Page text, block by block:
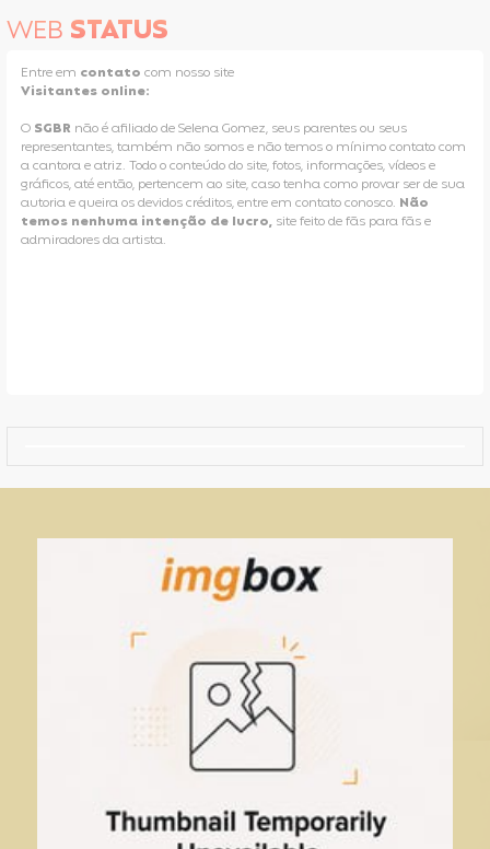
WEB STATUS
Entre em contato com nosso site
Visitantes online:
O SGBR não é afiliado de Selena Gomez, seus parentes ou seus
representantes, também não somos e não temos o mínimo contato com
a cantora e atriz. Todo o conteúdo do site, fotos, informações, vídeos e
gráficos, até então, pertencem ao site, caso tenha como provar ser de sua
autoria e queira os devidos créditos, entre em contato conosco. Não
temos nenhuma intenção de lucro, site feito de fãs para fãs e
admiradores da artista.